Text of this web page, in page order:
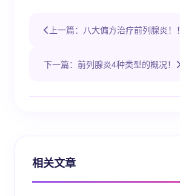
上一篇：八大偏方治疗前列腺炎！！
下一篇：前列腺炎4种类型的概况！
相关文章